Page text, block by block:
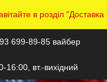
в розділ
699-89-85 вайбер
вт.-вихідний